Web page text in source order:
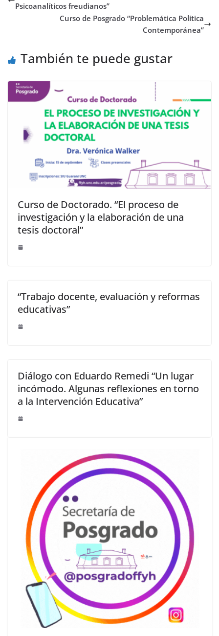
Psicoanalíticos freudianos”
Curso de Posgrado “Problemática Política
Contemporánea”
También te puede gustar
Curso de Doctorado. “El proceso de
investigación y la elaboración de una
tesis doctoral”
“Trabajo docente, evaluación y reformas
educativas”
Diálogo con Eduardo Remedi “Un lugar
incómodo. Algunas reflexiones en torno
a la Intervención Educativa”